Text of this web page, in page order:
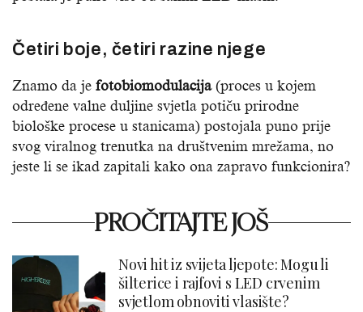
Četiri boje, četiri razine njege
Znamo da je fotobiomodulacija(proces u kojem
određene valne duljine svjetla potiču prirodne
biološke procese u stanicama) postojala puno prije
svog viralnog trenutka na društvenim mrežama, no
jeste li se ikad zapitali kako ona zapravo funkcionira?
PROČITAJTE JOŠ
Novi hit iz svijeta ljepote: Mogu li
šilterice i rajfovi s LED crvenim
svjetlom obnoviti vlasište?